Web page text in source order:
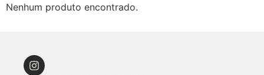
Nenhum produto encontrado.